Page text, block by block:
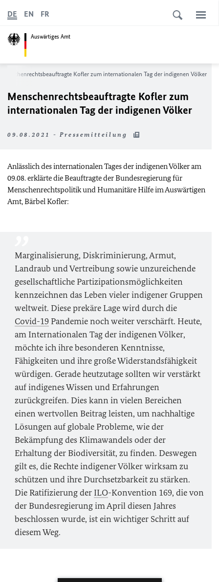
Auswärtiges Amt
DE EN FR
Menschenrechtsbeauftragte Kofler zum internationalen Tag der indigenen Völker
Menschenrechtsbeauftragte Kofler zum
internationalen Tag der indigenen Völker
09.08.2021 - Pressemitteilung
Anlässlich des internationalen Tages der indigenen Völker am
09.08. erklärte die Beauftragte der Bundesregierung für
Menschenrechtspolitik und Humanitäre Hilfe im Auswärtigen
Amt, Bärbel Kofler:
Marginalisierung, Diskriminierung, Armut,
Landraub und Vertreibung sowie unzureichende
gesellschaftliche Partizipationsmöglichkeiten
kennzeichnen das Leben vieler indigener Gruppen
weltweit. Diese prekäre Lage wird durch die
Covid-19 Pandemie noch weiter verschärft. Heute,
am Internationalen Tag der indigenen Völker,
möchte ich ihre besonderen Kenntnisse,
Fähigkeiten und ihre große Widerstandsfähigkeit
würdigen. Gerade heutzutage sollten wir verstärkt
auf indigenes Wissen und Erfahrungen
zurückgreifen. Dies kann in vielen Bereichen
einen wertvollen Beitrag leisten, um nachhaltige
Lösungen auf globale Probleme, wie der
Bekämpfung des Klimawandels oder der
Erhaltung der Biodiversität, zu finden. Deswegen
gilt es, die Rechte indigener Völker wirksam zu
schützen und ihre Durchsetzbarkeit zu stärken.
Die Ratifizierung der ILO-Konvention 169, die von
der Bundesregierung im April diesen Jahres
beschlossen wurde, ist ein wichtiger Schritt auf
diesem Weg.